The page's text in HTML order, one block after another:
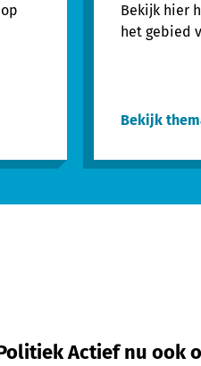
Bekijk hier
het gebied
Bekijk
Actief nu ook